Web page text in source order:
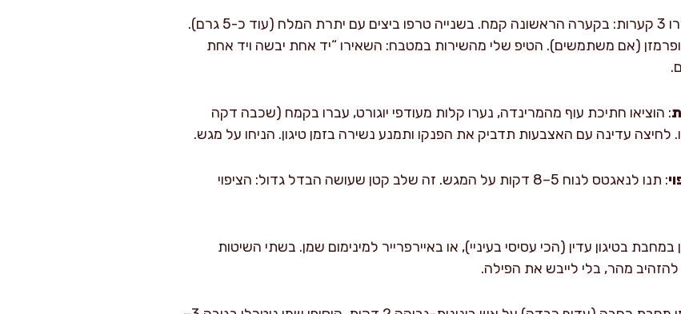
: סדרו 3 קערות: בקערה הראשונה קמח. בשנייה טרפו ביצים עם יתרת המלח (עוד כ-5 גרם).
(אם משתמשים). הטיפ שלי מהשירות במטבח: השאירו “יד אחת יבשה ויד אחת
: הוציאו חתיכת עוף מהמרינדה, נערו קלות מעודפי יוגורט, עברו בקמח (שכבה דקה
לחיצה עדינה עם האצבעות תדביק את הפנקו ותמנע נשירה בזמן טיגון. הניחו על מגש.
: תנו לנאגטס לנוח 5–8 דקות על המגש. זה שלב קטן שעושה הבדל גדול: הציפוי
בטיגון עדין (הכי עסיסי בעיניי), או באיירפרייר למינימום שמן. בשתי השיטות
מהר, בלי לייבש את הפילה.